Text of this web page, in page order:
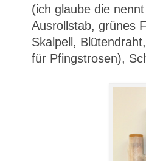
(ich glaube die
Ausrollstab, grünes
Skalpell,
für Pfingstrosen),